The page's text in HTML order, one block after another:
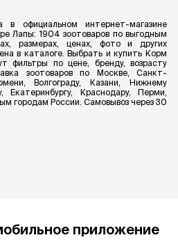
официальном интернет-магазине
Лапы: 1904 зоотоваров по выгодным
размерах, ценах, фото и других
в каталоге. Выбрать и купить Корм
фильтры по цене, бренду, возрасту
зоотоваров по Москве, Санкт-
Волгограду, Казани, Нижнему
Екатеринбургу, Краснодару, Перми,
городам России. Самовывоз через 30
приложение